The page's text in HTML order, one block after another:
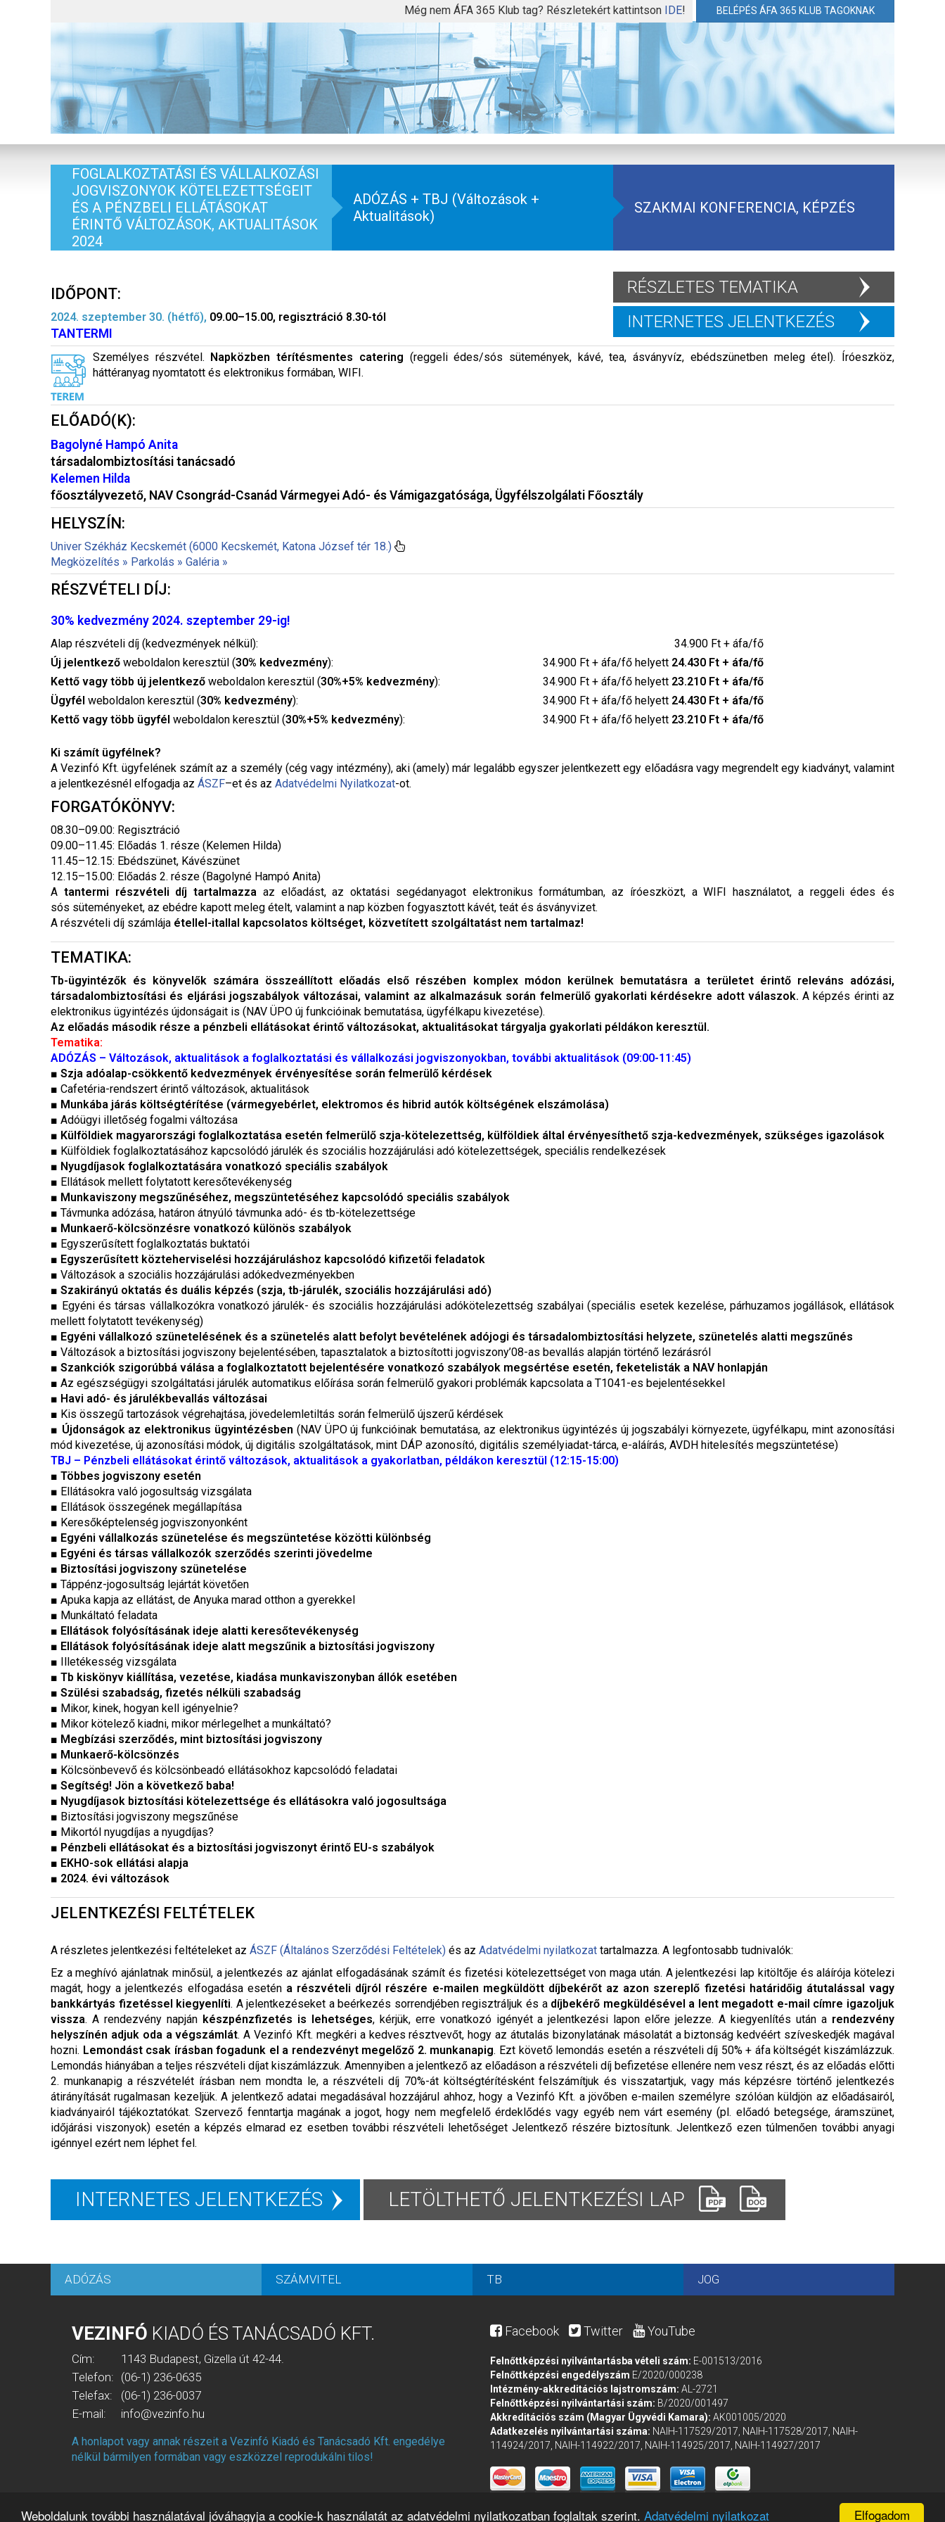
Elfogadom
Weboldalunk további használatával jóváhagyja a cookie-k használatát az adatvédelmi nyilatkozatban foglaltak szerint. Adatvédelmi nyilatkozat
Még nem ÁFA 365 Klub tag? Részletekért kattintson IDE! BELÉPÉS ÁFA 365 KLUB TAGOKNAK
FOGLALKOZTATÁSI ÉS VÁLLALKOZÁSI
JOGVISZONYOK KÖTELEZETTSÉGEIT
ÉS A PÉNZBELI ELLÁTÁSOKAT
ÉRINTŐ VÁLTOZÁSOK, AKTUALITÁSOK
2024
ADÓZÁS + TBJ (Változások +
Aktualitások)
SZAKMAI KONFERENCIA, KÉPZÉS
RÉSZLETES TEMATIKA
INTERNETES JELENTKEZÉS
IDŐPONT:
2024. szeptember 30. (hétfő), 09.00–15.00, regisztráció 8.30-tól
TANTERMI
Személyes részvétel. Napközben térítésmentes catering (reggeli édes/sós sütemények, kávé, tea, ásványvíz, ebédszünetben meleg étel). Íróeszköz,
háttéranyag nyomtatott és elektronikus formában, WIFI.
ELŐADÓ(K):
Bagolyné Hampó Anita
társadalombiztosítási tanácsadó
Kelemen Hilda
főosztályvezető, NAV Csongrád-Csanád Vármegyei Adó- és Vámigazgatósága, Ügyfélszolgálati Főosztály
HELYSZÍN:
Univer Székház Kecskemét (6000 Kecskemét, Katona József tér 18.)
Megközelítés » Parkolás » Galéria »
RÉSZVÉTELI DÍJ:
30% kedvezmény 2024. szeptember 29-ig!
Alap részvételi díj (kedvezmények nélkül):
34.900 Ft + áfa/fő
Új jelentkező weboldalon keresztül (30% kedvezmény): 34.900 Ft + áfa/fő helyett 24.430 Ft + áfa/fő
Kettő vagy több új jelentkező weboldalon keresztül (30%+5% kedvezmény): 34.900 Ft + áfa/fő helyett 23.210 Ft + áfa/fő
Ügyfél weboldalon keresztül (30% kedvezmény): 34.900 Ft + áfa/fő helyett 24.430 Ft + áfa/fő
Kettő vagy több ügyfél weboldalon keresztül (30%+5% kedvezmény): 34.900 Ft + áfa/fő helyett 23.210 Ft + áfa/fő
Ki számít ügyfélnek?
A Vezinfó Kft. ügyfelének számít az a személy (cég vagy intézmény), aki (amely) már legalább egyszer jelentkezett egy előadásra vagy megrendelt egy kiadványt, valamint
a jelentkezésnél elfogadja az ÁSZF–et és az Adatvédelmi Nyilatkozat-ot.
FORGATÓKÖNYV:
08.30–09.00: Regisztráció
09.00–11.45: Előadás 1. része (Kelemen Hilda)
11.45–12.15: Ebédszünet, Kávészünet
12.15–15.00: Előadás 2. része (Bagolyné Hampó Anita)
A tantermi részvételi díj tartalmazza az előadást, az oktatási segédanyagot elektronikus formátumban, az íróeszközt, a WIFI használatot, a reggeli édes és
sós süteményeket, az ebédre kapott meleg ételt, valamint a nap közben fogyasztott kávét, teát és ásványvizet.
A részvételi díj számlája étellel-itallal kapcsolatos költséget, közvetített szolgáltatást nem tartalmaz!
TEMATIKA:
Tb-ügyintézők és könyvelők számára összeállított előadás első részében komplex módon kerülnek bemutatásra a területet érintő releváns adózási,
társadalombiztosítási és eljárási jogszabályok változásai, valamint az alkalmazásuk során felmerülő gyakorlati kérdésekre adott válaszok. A képzés érinti az
elektronikus ügyintézés újdonságait is (NAV ÜPO új funkcióinak bemutatása, ügyfélkapu kivezetése).
Az előadás második része a pénzbeli ellátásokat érintő változásokat, aktualitásokat tárgyalja gyakorlati példákon keresztül.
Tematika:
ADÓZÁS – Változások, aktualitások a foglalkoztatási és vállalkozási jogviszonyokban, további aktualitások (09:00-11:45)
■ Szja adóalap-csökkentő kedvezmények érvényesítése során felmerülő kérdések
■ Cafetéria-rendszert érintő változások, aktualitások
■ Munkába járás költségtérítése (vármegyebérlet, elektromos és hibrid autók költségének elszámolása)
■ Adóügyi illetőség fogalmi változása
■ Külföldiek magyarországi foglalkoztatása esetén felmerülő szja-kötelezettség, külföldiek által érvényesíthető szja-kedvezmények, szükséges igazolások
■ Külföldiek foglalkoztatásához kapcsolódó járulék és szociális hozzájárulási adó kötelezettségek, speciális rendelkezések
■ Nyugdíjasok foglalkoztatására vonatkozó speciális szabályok
■ Ellátások mellett folytatott keresőtevékenység
■ Munkaviszony megszűnéséhez, megszüntetéséhez kapcsolódó speciális szabályok
■ Távmunka adózása, határon átnyúló távmunka adó- és tb-kötelezettsége
■ Munkaerő-kölcsönzésre vonatkozó különös szabályok
■ Egyszerűsített foglalkoztatás buktatói
■ Egyszerűsített közteherviselési hozzájáruláshoz kapcsolódó kifizetői feladatok
■ Változások a szociális hozzájárulási adókedvezményekben
■ Szakirányú oktatás és duális képzés (szja, tb-járulék, szociális hozzájárulási adó)
■ Egyéni és társas vállalkozókra vonatkozó járulék- és szociális hozzájárulási adókötelezettség szabályai (speciális esetek kezelése, párhuzamos jogállások, ellátások
mellett folytatott tevékenység)
■ Egyéni vállalkozó szünetelésének és a szünetelés alatt befolyt bevételének adójogi és társadalombiztosítási helyzete, szünetelés alatti megszűnés
■ Változások a biztosítási jogviszony bejelentésében, tapasztalatok a biztosítotti jogviszony’08-as bevallás alapján történő lezárásról
■ Szankciók szigorúbbá válása a foglalkoztatott bejelentésére vonatkozó szabályok megsértése esetén, feketelisták a NAV honlapján
■ Az egészségügyi szolgáltatási járulék automatikus előírása során felmerülő gyakori problémák kapcsolata a T1041-es bejelentésekkel
■ Havi adó- és járulékbevallás változásai
■ Kis összegű tartozások végrehajtása, jövedelemletiltás során felmerülő újszerű kérdések
■ Újdonságok az elektronikus ügyintézésben (NAV ÜPO új funkcióinak bemutatása, az elektronikus ügyintézés új jogszabályi környezete, ügyfélkapu, mint azonosítási
mód kivezetése, új azonosítási módok, új digitális szolgáltatások, mint DÁP azonosító, digitális személyiadat-tárca, e-aláírás, AVDH hitelesítés megszüntetése)
TBJ – Pénzbeli ellátásokat érintő változások, aktualitások a gyakorlatban, példákon keresztül (12:15-15:00)
■ Többes jogviszony esetén
■ Ellátásokra való jogosultság vizsgálata
■ Ellátások összegének megállapítása
■ Keresőképtelenség jogviszonyonként
■ Egyéni vállalkozás szünetelése és megszüntetése közötti különbség
■ Egyéni és társas vállalkozók szerződés szerinti jövedelme
■ Biztosítási jogviszony szünetelése
■ Táppénz-jogosultság lejártát követően
■ Apuka kapja az ellátást, de Anyuka marad otthon a gyerekkel
■ Munkáltató feladata
■ Ellátások folyósításának ideje alatti keresőtevékenység
■ Ellátások folyósításának ideje alatt megszűnik a biztosítási jogviszony
■ Illetékesség vizsgálata
■ Tb kiskönyv kiállítása, vezetése, kiadása munkaviszonyban állók esetében
■ Szülési szabadság, fizetés nélküli szabadság
■ Mikor, kinek, hogyan kell igényelnie?
■ Mikor kötelező kiadni, mikor mérlegelhet a munkáltató?
■ Megbízási szerződés, mint biztosítási jogviszony
■ Munkaerő-kölcsönzés
■ Kölcsönbevevő és kölcsönbeadó ellátásokhoz kapcsolódó feladatai
■ Segítség! Jön a következő baba!
■ Nyugdíjasok biztosítási kötelezettsége és ellátásokra való jogosultsága
■ Biztosítási jogviszony megszűnése
■ Mikortól nyugdíjas a nyugdíjas?
■ Pénzbeli ellátásokat és a biztosítási jogviszonyt érintő EU-s szabályok
■ EKHO-sok ellátási alapja
■ 2024. évi változások
JELENTKEZÉSI FELTÉTELEK
A részletes jelentkezési feltételeket az ÁSZF (Általános Szerződési Feltételek) és az Adatvédelmi nyilatkozat tartalmazza. A legfontosabb tudnivalók:
Ez a meghívó ajánlatnak minősül, a jelentkezés az ajánlat elfogadásának számít és fizetési kötelezettséget von maga után. A jelentkezési lap kitöltője és aláírója kötelezi
magát, hogy a jelentkezés elfogadása esetén a részvételi díjról részére e-mailen megküldött díjbekérőt az azon szereplő fizetési határidőig átutalással vagy
bankkártyás fizetéssel kiegyenlíti. A jelentkezéseket a beérkezés sorrendjében regisztráljuk és a díjbekérő megküldésével a lent megadott e-mail címre igazoljuk
vissza. A rendezvény napján készpénzfizetés is lehetséges, kérjük, erre vonatkozó igényét a jelentkezési lapon előre jelezze. A kiegyenlítés után a rendezvény
helyszínén adjuk oda a végszámlát. A Vezinfó Kft. megkéri a kedves résztvevőt, hogy az átutalás bizonylatának másolatát a biztonság kedvéért szíveskedjék magával
hozni. Lemondást csak írásban fogadunk el a rendezvényt megelőző 2. munkanapig. Ezt követő lemondás esetén a részvételi díj 50% + áfa költségét kiszámlázzuk.
Lemondás hiányában a teljes részvételi díjat kiszámlázzuk. Amennyiben a jelentkező az előadáson a részvételi díj befizetése ellenére nem vesz részt, és az előadás előtti
2. munkanapig a részvételét írásban nem mondta le, a részvételi díj 70%-át költségtérítésként felszámítjuk és visszatartjuk, vagy más képzésre történő jelentkezés
átirányítását rugalmasan kezeljük. A jelentkező adatai megadásával hozzájárul ahhoz, hogy a Vezinfó Kft. a jövőben e-mailen személyre szólóan küldjön az előadásairól,
kiadványairól tájékoztatókat. Szervező fenntartja magának a jogot, hogy nem megfelelő érdeklődés vagy egyéb nem várt esemény (pl. előadó betegsége, áramszünet,
időjárási viszonyok) esetén a képzés elmarad ez esetben további részvételi lehetőséget Jelentkező részére biztosítunk. Jelentkező ezen túlmenően további anyagi
igénnyel ezért nem léphet fel.
INTERNETES JELENTKEZÉS LETÖLTHETŐ JELENTKEZÉSI LAP
ADÓZÁS SZÁMVITEL TB JOG
VEZINFÓ KIADÓ ÉS TANÁCSADÓ KFT.
Cím:
1143 Budapest, Gizella út 42-44.
Telefon: (06-1) 236-0635
Telefax:
(06-1) 236-0037
E-mail:
info@vezinfo.hu
A honlapot vagy annak részeit a Vezinfó Kiadó és Tanácsadó Kft. engedélye
nélkül bármilyen formában vagy eszközzel reprodukálni tilos!
Facebook Twitter YouTube
Felnőttképzési nyilvántartásba vételi szám: E-001513/2016
Felnőttképzési engedélyszám E/2020/000238
Intézmény-akkreditációs lajstromszám: AL-2721
Felnőttképzési nyilvántartási szám: B/2020/001497
Akkreditációs szám (Magyar Ügyvédi Kamara): AK001005/2020
Adatkezelés nyilvántartási száma: NAIH-117529/2017, NAIH-117528/2017, NAIH-
114924/2017, NAIH-114922/2017, NAIH-114925/2017, NAIH-114927/2017